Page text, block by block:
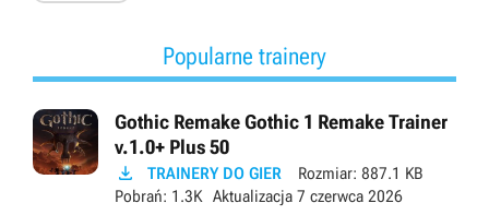
Popularne trainery
Gothic Remake Gothic 1 Remake Trainer
v.1.0+ Plus 50
 TRAINERY DO GIER Rozmiar: 887.1 KB
Pobrań: 1.3K Aktualizacja 7 czerwca 2026